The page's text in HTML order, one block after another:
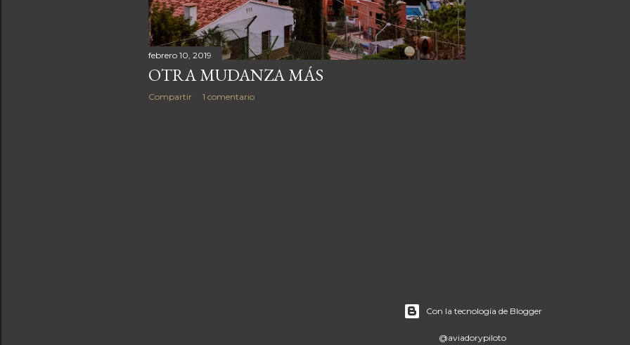
febrero 10, 2019
OTRA MUDANZA MÁS
Compartir 1 comentario
Con la tecnología de Blogger
@aviadorypiloto